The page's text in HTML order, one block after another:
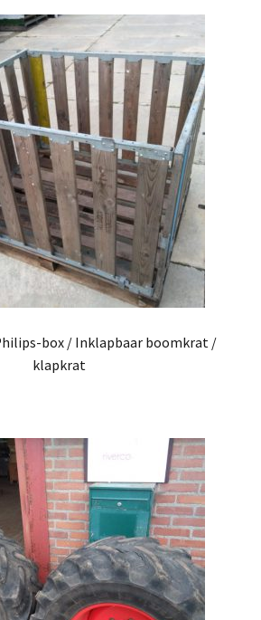
box / Inklapbaar boomkrat /
klapkrat